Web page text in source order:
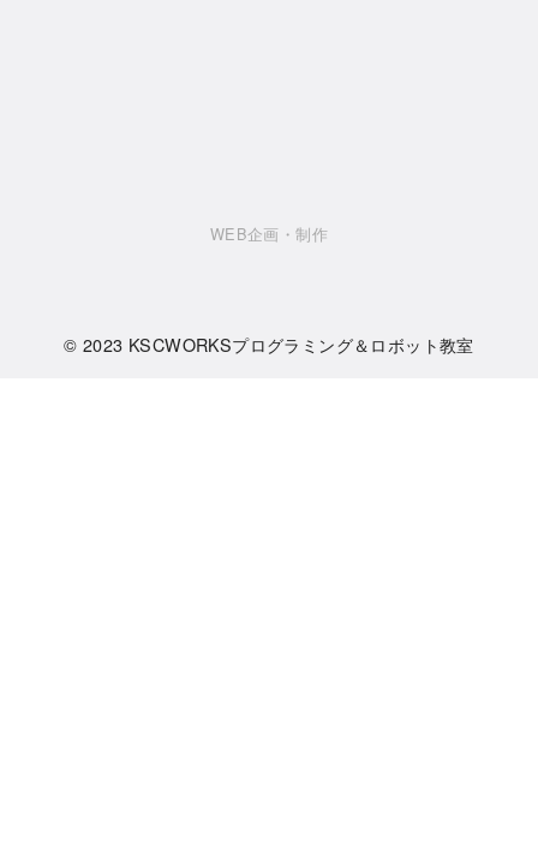
WEB企画・制作
© 2023 KSCWORKSプログラミング＆ロボット教室